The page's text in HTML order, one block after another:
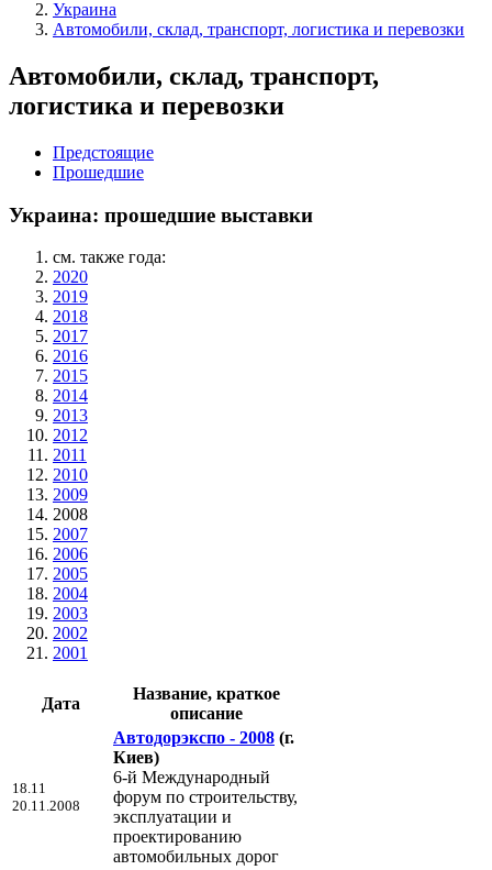
Украина
Автомобили, склад, транспорт, логистика и перевозки
Автомобили, склад, транспорт,
логистика и перевозки
Предстоящие
Прошедшие
Украина: прошедшие выставки
см. также года:
2020
2019
2018
2017
2016
2015
2014
2013
2012
2011
2010
2009
2008
2007
2006
2005
2004
2003
2002
2001
Дата
Название, краткое
описание
18.11
20.11.2008
Автодорэкспо - 2008 (г.
Киев)
6-й Международный
форум по строительству,
эксплуатации и
проектированию
автомобильных дорог